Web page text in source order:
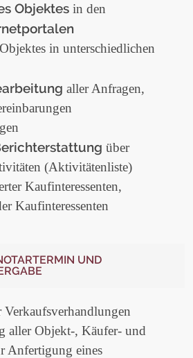
Objektes in den
in unterschiedlichen
aller Anfragen,
über
(Aktivitätenliste)
Kaufinteressenten,
Kaufinteressenten
UND
aller Objekt-, Käufer- und
Anfertigung eines